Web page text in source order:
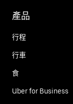
產品
行程
行車
食
Uber for Business